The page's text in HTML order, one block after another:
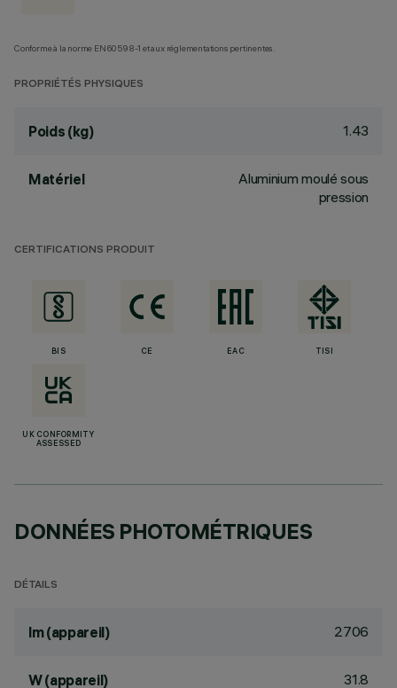
Conforme à la norme EN60598-1 et aux réglementations pertinentes.
PROPRIÉTÉS PHYSIQUES
Poids (kg) 1.43
Matériel
Aluminium moulé sous
pression
CERTIFICATIONS PRODUIT
BIS CE EAC TISI
UK CONFORMITY
ASSESSED
DONNÉES PHOTOMÉTRIQUES
DÉTAILS
lm (appareil) 2706
W (appareil) 31.8